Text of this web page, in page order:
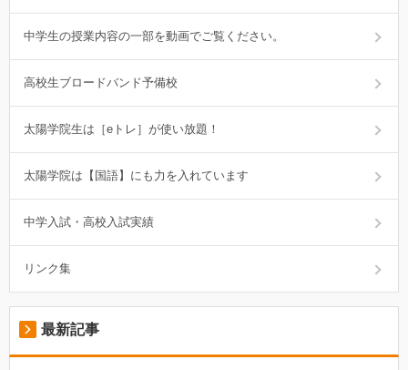
中学生の授業内容の一部を動画でご覧ください。
高校生ブロードバンド予備校
太陽学院生は［eトレ］が使い放題！
太陽学院は【国語】にも力を入れています
中学入試・高校入試実績
リンク集
最新記事